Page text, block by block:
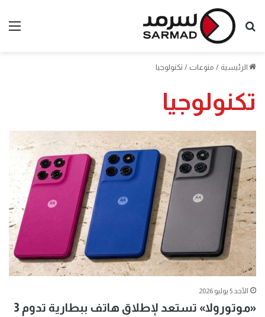
بحث
الرئيسية / منوعات / تكنولوجيا
تكنولوجيا
الأحد 5 يوليو 2026
«موتورولا» تستعد لإطلاق هاتف ببطارية تدوم 3